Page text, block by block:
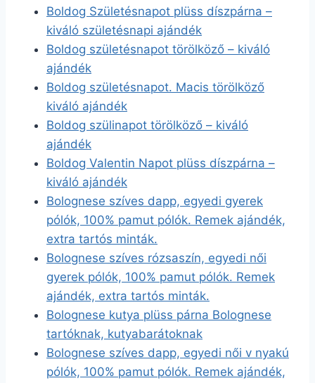
Boldog Születésnapot plüss díszpárna –
kiváló születésnapi ajándék
Boldog születésnapot törölköző – kiváló
ajándék
Boldog születésnapot. Macis törölköző
kiváló ajándék
Boldog szülinapot törölköző – kiváló
ajándék
Boldog Valentin Napot plüss díszpárna –
kiváló ajándék
Bolognese szíves dapp, egyedi gyerek
pólók, 100% pamut pólók. Remek ajándék,
extra tartós minták.
Bolognese szíves rózsaszín, egyedi női
gyerek pólók, 100% pamut pólók. Remek
ajándék, extra tartós minták.
Bolognese kutya plüss párna Bolognese
tartóknak, kutyabarátoknak
Bolognese szíves dapp, egyedi női v nyakú
pólók, 100% pamut pólók. Remek ajándék,